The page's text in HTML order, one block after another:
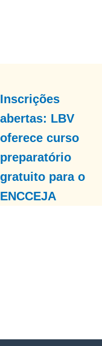
Inscrições
abertas: LBV
oferece curso
preparatório
gratuito para o
ENCCEJA